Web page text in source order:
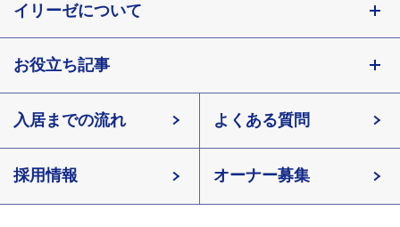
東京都
埼玉県
北海道 宮城県
長野県 愛知県
イリーゼについて
会社概要
有料老人ホームイリーゼとは
イリーゼが選ばれる理由
お役立ち記事
知っておきたい介護の知識
介護用語をわかりやすく説明
入居までの流れ よくある質問
採用情報 オーナー募集